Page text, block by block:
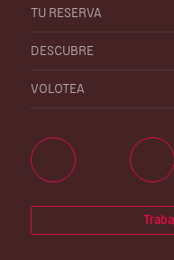
TU RESERVA
DESCUBRE
VOLOTEA